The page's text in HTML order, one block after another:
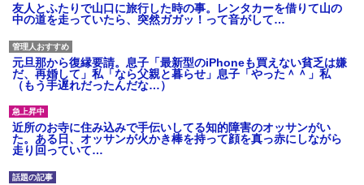
友人とふたりで山口に旅行した時の事。レンタカーを借りて山の
中の道を走っていたら、突然ガガッ！って音がして…
元旦那から復縁要請。息子「最新型のiPhoneも買えない貧乏は嫌
だ、再婚して」私「なら父親と暮らせ」息子「やった＾＾」私
（もう手遅れだったんだな…）
近所のお寺に住み込みで手伝いしてる知的障害のオッサンがい
た。ある日、オッサンが火かき棒を持って顔を真っ赤にしながら
走り回っていて…